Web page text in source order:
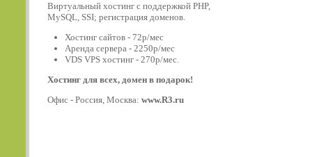
Виртуальный хостинг с поддержкой PHP,
MySQL, SSI; регистрация доменов.
Хостинг сайтов - 72р/мес
Аренда сервера - 2250р/мес
VDS VPS хостинг - 270р/мес.
Хостинг для всех, домен в подарок!
Офис - Россия, Москва: www.R3.ru